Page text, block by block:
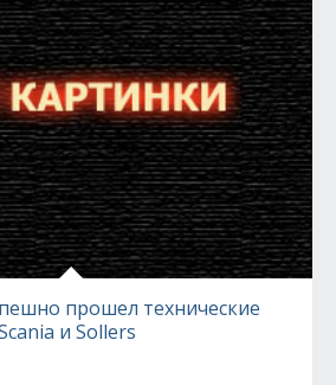
прошел технические
и Sollers